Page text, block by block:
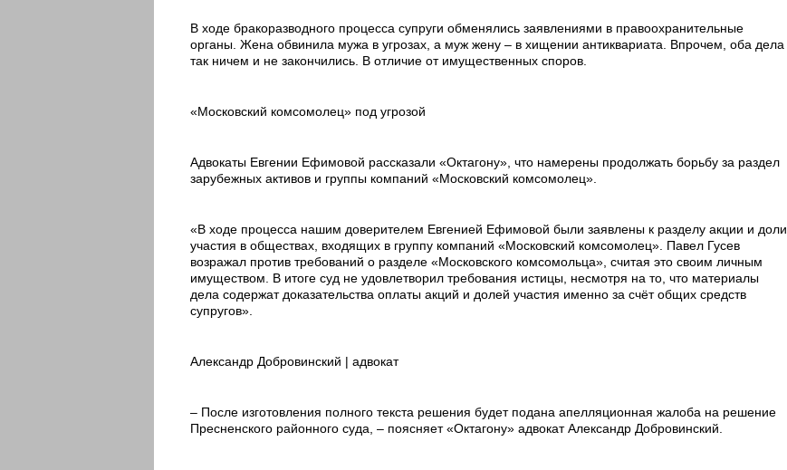
В ходе бракоразводного процесса супруги обменялись заявлениями в правоохранительные
органы. Жена обвинила мужа в угрозах, а муж жену – в хищении антиквариата. Впрочем, оба дела
так ничем и не закончились. В отличие от имущественных споров.
«Московский комсомолец» под угрозой
Адвокаты Евгении Ефимовой рассказали «Октагону», что намерены продолжать борьбу за раздел
зарубежных активов и группы компаний «Московский комсомолец».
«В ходе процесса нашим доверителем Евгенией Ефимовой были заявлены к разделу акции и доли
участия в обществах, входящих в группу компаний «Московский комсомолец». Павел Гусев
возражал против требований о разделе «Московского комсомольца», считая это своим личным
имуществом. В итоге суд не удовлетворил требования истицы, несмотря на то, что материалы
дела содержат доказательства оплаты акций и долей участия именно за счёт общих средств
супругов».
Александр Добровинский | адвокат
– После изготовления полного текста решения будет подана апелляционная жалоба на решение
Пресненского районного суда, – поясняет «Октагону» адвокат Александр Добровинский.